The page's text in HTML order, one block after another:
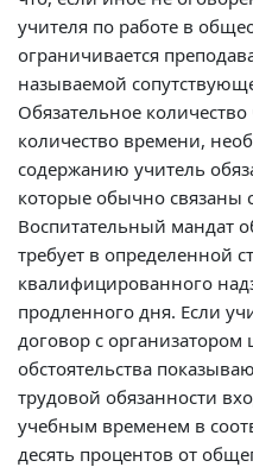
учителя по работе в
ограничивается
называемой
Обязательное
количество времени,
содержанию учитель
которые обычно связаны
Воспитательный мандат
требует в определенной
квалифицированного
продленного дня. Если
договор с
обстоятельства
трудовой обязанности
учебным временем в
десять процентов от